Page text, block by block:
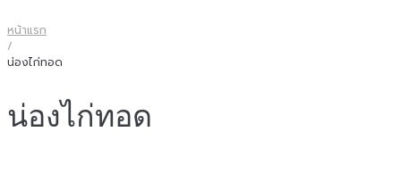
หน้าแรก
/
น่องไก่ทอด
น่องไก่ทอด